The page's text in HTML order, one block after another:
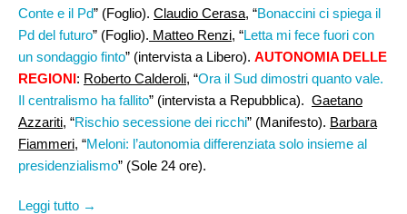
Conte e il Pd” (Foglio). Claudio Cerasa, “Bonaccini ci spiega il
Pd del futuro” (Foglio). Matteo Renzi, “Letta mi fece fuori con
un sondaggio finto” (intervista a Libero). AUTONOMIA DELLE
REGIONI: Roberto Calderoli, “Ora il Sud dimostri quanto vale.
Il centralismo ha fallito” (intervista a Repubblica). Gaetano
Azzariti, “Rischio secessione dei ricchi” (Manifesto). Barbara
Fiammeri, “Meloni: l’autonomia differenziata solo insieme al
presidenzialismo” (Sole 24 ore).
Leggi tutto →